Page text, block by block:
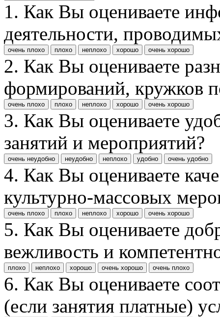
1. Как Вы оцениваете
деятельности,
очень плохо плохо неплохо хорошо очень хорошо
2. Как Вы оцениваете
формирований, кружков
очень плохо плохо неплохо хорошо очень хорошо
3. Как Вы оцениваете
занятий и мероприятий?
очень неудобно неудобно неплохо удобно очень удобно
4. Как Вы оцениваете
культурно-массовых
очень плохо плохо неплохо хорошо очень хорошо
5. Как Вы оцениваете
вежливость и
плохо неплохо хорошо очень хорошо очень плохо
6. Как Вы оцениваете
(если занятия платные)